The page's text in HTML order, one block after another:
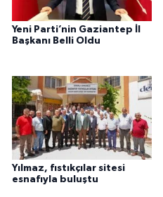
Yeni Parti’nin Gaziantep İl
Başkanı Belli Oldu
Yılmaz, fıstıkçılar sitesi
esnafıyla buluştu